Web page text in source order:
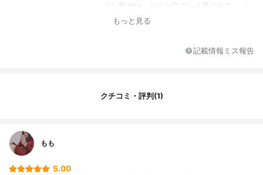
ミン酸2Na、ペルシアグルミ葉エキス、 シ
ングルタミン酸Na、フサフジ宇津木エキ
エン酸、ゼニアオイ花エキス、カプリン酸
もっと見る
記載情報ミス報告
クチコミ・評判(1)
もも
5.00